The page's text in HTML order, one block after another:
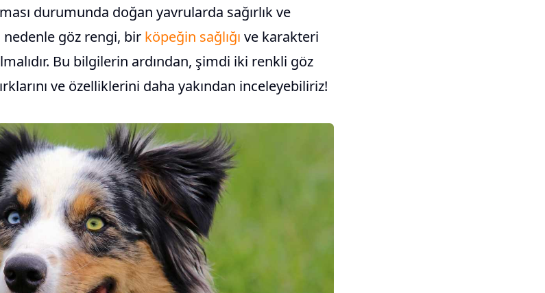
durumunda doğan yavrularda sağırlık ve
nedenle göz rengi, bir köpeğin sağlığı ve karakteri
Bu bilgilerin ardından, şimdi iki renkli göz
ve özelliklerini daha yakından inceleyebiliriz!